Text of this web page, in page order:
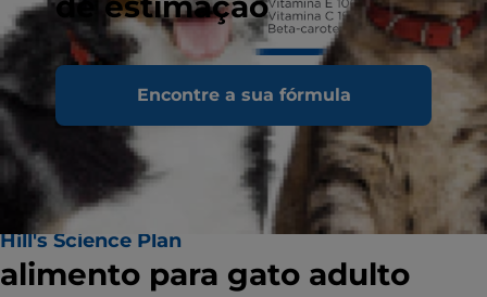
Encontre a sua fórmula
Hill's Science Plan
alimento para gato adulto